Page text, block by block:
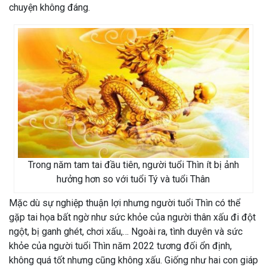
chuyện không đáng.
Trong năm tam tai đầu tiên, người tuổi Thìn ít bị ảnh
hưởng hơn so với tuổi Tý và tuổi Thân
Mặc dù sự nghiệp thuận lợi nhưng người tuổi Thìn có thể
gặp tai họa bất ngờ như sức khỏe của người thân xấu đi đột
ngột, bị ganh ghét, chơi xấu,… Ngoài ra, tình duyên và sức
khỏe của người tuổi Thìn năm 2022 tương đối ổn định,
không quá tốt nhưng cũng không xấu. Giống như hai con giáp